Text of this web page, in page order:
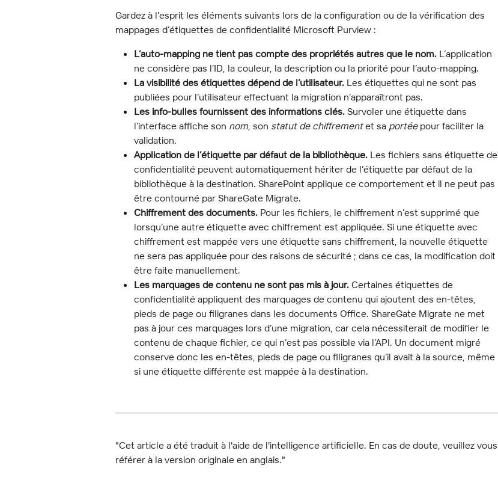
Gardez à l’esprit les éléments suivants lors de la configuration ou de la vérification des
mappages d’étiquettes de confidentialité Microsoft Purview :
L’auto-mapping ne tient pas compte des propriétés autres que le nom. L’application
ne considère pas l’ID, la couleur, la description ou la priorité pour l’auto-mapping.
La visibilité des étiquettes dépend de l’utilisateur. Les étiquettes qui ne sont pas
publiées pour l’utilisateur effectuant la migration n’apparaîtront pas.
Les info-bulles fournissent des informations clés. Survoler une étiquette dans
l’interface affiche son nom , son statut de chiffrement et sa portée pour faciliter la
validation.
Application de l’étiquette par défaut de la bibliothèque. Les fichiers sans étiquette de
confidentialité peuvent automatiquement hériter de l’étiquette par défaut de la
bibliothèque à la destination. SharePoint applique ce comportement et il ne peut pas
être contourné par ShareGate Migrate.
Chiffrement des documents. Pour les fichiers, le chiffrement n’est supprimé que
lorsqu’une autre étiquette avec chiffrement est appliquée. Si une étiquette avec
chiffrement est mappée vers une étiquette sans chiffrement, la nouvelle étiquette
ne sera pas appliquée pour des raisons de sécurité ; dans ce cas, la modification doit
être faite manuellement.
Les marquages de contenu ne sont pas mis à jour. Certaines étiquettes de
confidentialité appliquent des marquages de contenu qui ajoutent des en-têtes,
pieds de page ou filigranes dans les documents Office. ShareGate Migrate ne met
pas à jour ces marquages lors d’une migration, car cela nécessiterait de modifier le
contenu de chaque fichier, ce qui n’est pas possible via l’API. Un document migré
conserve donc les en-têtes, pieds de page ou filigranes qu’il avait à la source, même
si une étiquette différente est mappée à la destination.
"Cet article a été traduit à l'aide de l'intelligence artificielle. En cas de doute, veuillez vous
référer à la version originale en anglais."